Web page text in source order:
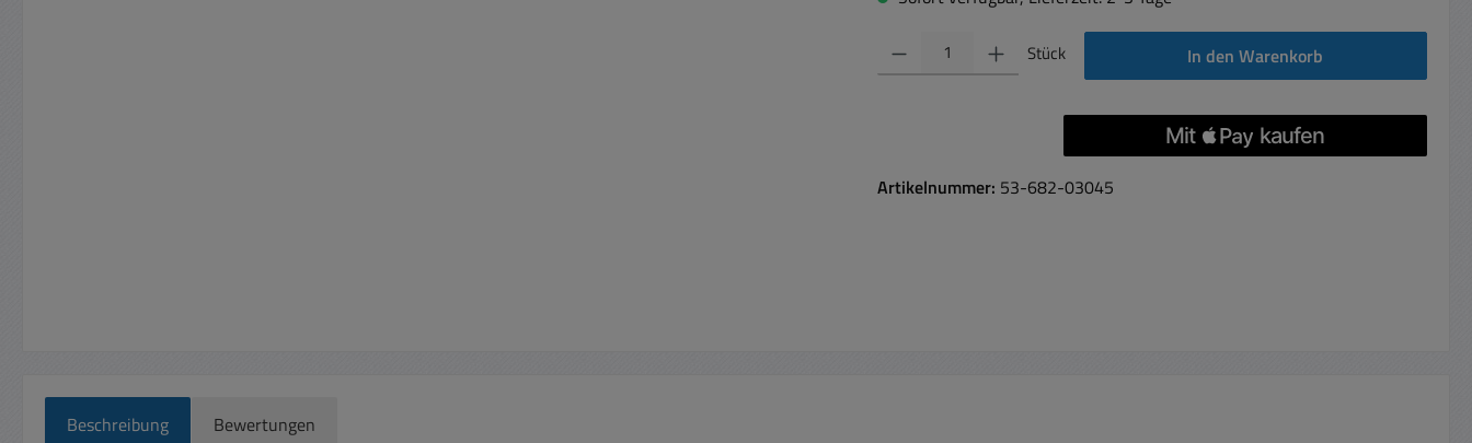
Produkt Anzahl: Gib den gewünschten Wert ein oder benutze die Schaltflächen um die
Stück In den Warenkorb
Artikelnummer: 53-682-03045
Beschreibung Bewertungen